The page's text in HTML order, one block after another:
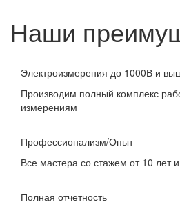
Наши
Электроизмерения до 1000В и
Производим полный комплекс
измерениям
Профессионализм/Опыт
Все мастера со стажем от 10 лет
Полная отчетность